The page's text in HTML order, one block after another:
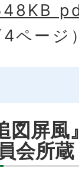
ページ
図屏
会所蔵